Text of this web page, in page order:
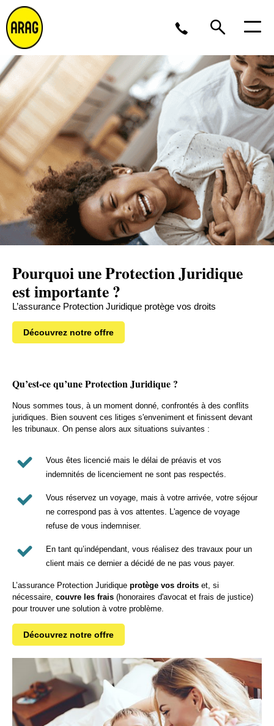
Lu/Je 9 – 17, Ve 9 -16
02 643 12 11
Pourquoi une Protection Juridique
est importante ?
L’assurance Protection Juridique protège vos droits
Découvrez notre offre
Qu’est-ce qu’une Protection Juridique ?
Nous sommes tous, à un moment donné, confrontés à des conflits
juridiques. Bien souvent ces litiges s'enveniment et finissent devant
les tribunaux. On pense alors aux situations suivantes :
Vous êtes licencié mais le délai de préavis et vos
indemnités de licenciement ne sont pas respectés.
Vous réservez un voyage, mais à votre arrivée, votre séjour
ne correspond pas à vos attentes. L'agence de voyage
refuse de vous indemniser.
En tant qu’indépendant, vous réalisez des travaux pour un
client mais ce dernier a décidé de ne pas vous payer.
L’assurance Protection Juridique protège vos droits et, si
nécessaire, couvre les frais (honoraires d'avocat et frais de justice)
pour trouver une solution à votre problème.
Découvrez notre offre